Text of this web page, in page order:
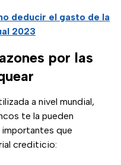
deducir el gasto de la
2023
por las
a nivel mundial,
te la pueden
importantes que
crediticio: